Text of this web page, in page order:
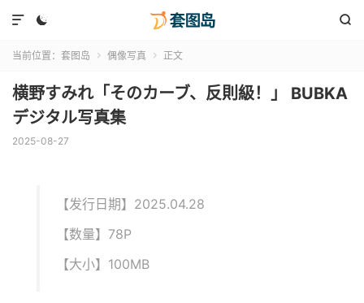
 

当前位置： 套图岛  偶像写真  正文
横野すみれ「そのカーブ、反則級！」 BUBKA
デジタル写真集
2025-08-27
【发行日期】2025.04.28
【数量】78P
【大小】100MB